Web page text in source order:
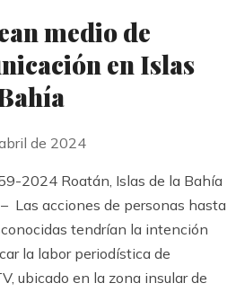
medio de
en Islas
de 2024
2024 Roatán, Islas de la Bahía
Las acciones de personas hasta
tendrían la intención
la labor periodística de
ubicado en la zona insular de